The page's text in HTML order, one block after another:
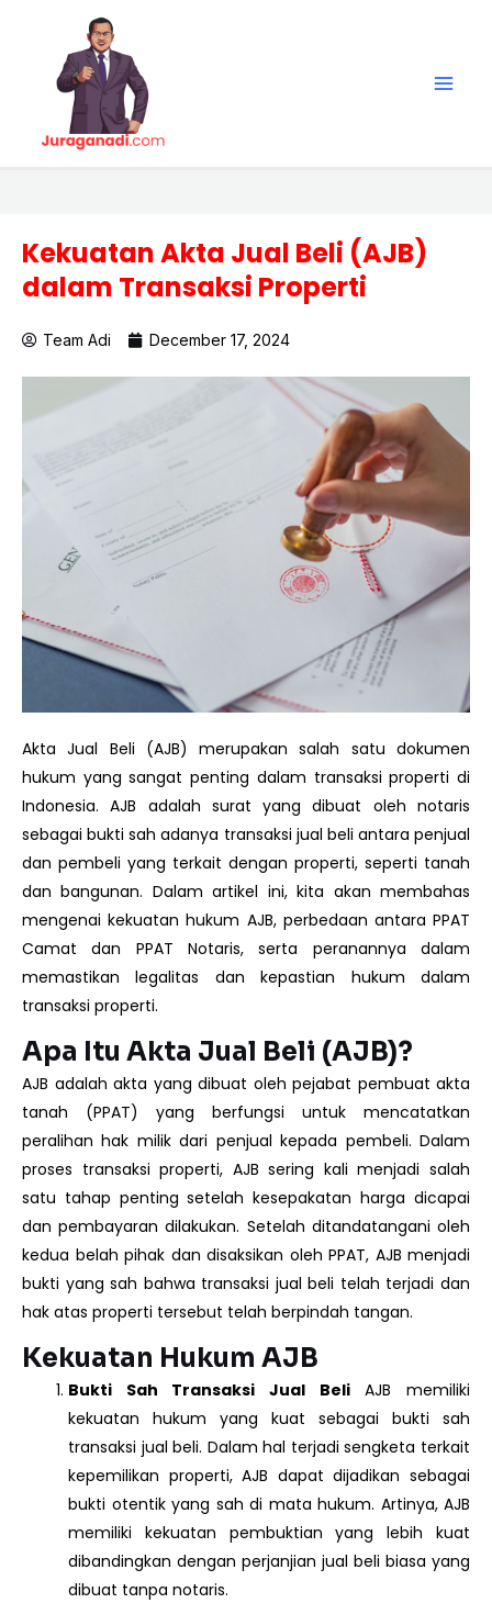
Kekuatan Akta Jual Beli (AJB)
dalam Transaksi Properti
Team Adi December 17, 2024
Akta Jual Beli (AJB) merupakan salah satu dokumen
hukum yang sangat penting dalam transaksi properti di
Indonesia. AJB adalah surat yang dibuat oleh notaris
sebagai bukti sah adanya transaksi jual beli antara penjual
dan pembeli yang terkait dengan properti, seperti tanah
dan bangunan. Dalam artikel ini, kita akan membahas
mengenai kekuatan hukum AJB, perbedaan antara PPAT
Camat dan PPAT Notaris, serta peranannya dalam
memastikan legalitas dan kepastian hukum dalam
transaksi properti.
Apa Itu Akta Jual Beli (AJB)?
AJB adalah akta yang dibuat oleh pejabat pembuat akta
tanah (PPAT) yang berfungsi untuk mencatatkan
peralihan hak milik dari penjual kepada pembeli. Dalam
proses transaksi properti, AJB sering kali menjadi salah
satu tahap penting setelah kesepakatan harga dicapai
dan pembayaran dilakukan. Setelah ditandatangani oleh
kedua belah pihak dan disaksikan oleh PPAT, AJB menjadi
bukti yang sah bahwa transaksi jual beli telah terjadi dan
hak atas properti tersebut telah berpindah tangan.
Kekuatan Hukum AJB
Bukti Sah Transaksi Jual BeliAJB memiliki
kekuatan hukum yang kuat sebagai bukti sah
transaksi jual beli. Dalam hal terjadi sengketa terkait
kepemilikan properti, AJB dapat dijadikan sebagai
bukti otentik yang sah di mata hukum. Artinya, AJB
memiliki kekuatan pembuktian yang lebih kuat
dibandingkan dengan perjanjian jual beli biasa yang
dibuat tanpa notaris.